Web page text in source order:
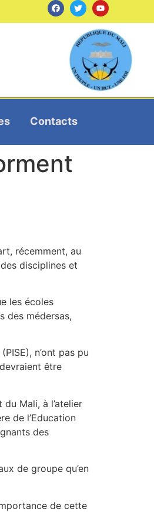
Contacts
récemment, au
disciplines et
les écoles
des médersas,
n’ont pas pu
être
Mali, à l’atelier
de l’Education
des
de groupe qu’en
de cette